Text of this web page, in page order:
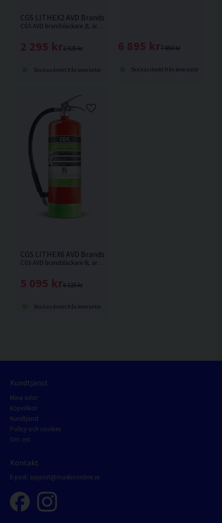
CGS LITHEX2 AVD Brandsläckare 2L 5A
CGS AVD brandsläckare 2L är lämplig att använda mot brand i litiumjonbatterier och fasta metaller samt vid brandbegränsning.
2 925 kr
2 295 kr
Skickas direkt från leverantör
7 650 kr
6 895 kr
Skickas direkt från leverantör
CGS LITHEX6 AVD Brandsläckare 6L 13A
CGS AVD brandsläckare 6L är lämplig att använda mot brand i litiumjonbatterier och fasta metaller samt vid brandbegränsning.
6 125 kr
5 095 kr
Skickas direkt från leverantör
Kundtjänst
Mina sidor
Köpvillkor
Kundtjänst
Policy och cookies
Om oss
Kontakt
E-post: support@maskinonline.se